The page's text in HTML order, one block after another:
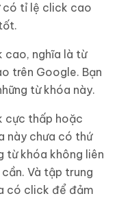
có tỉ lệ click cao
cao, nghĩa là từ
trên Google. Bạn
từ khóa này.
cực thấp hoặc
này chưa có thứ
từ khóa không liên
Và tập trung
có click để đảm